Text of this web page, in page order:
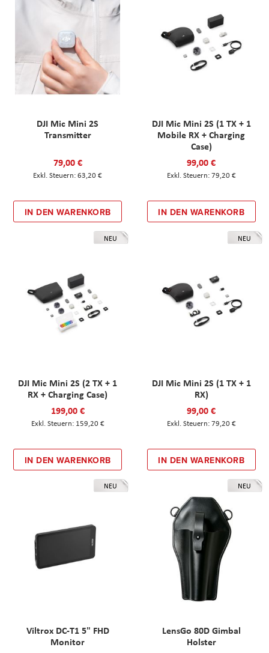
DJI Mic Mini 2S
Transmitter
79,00 €
63,20 €
IN DEN WARENKORB
DJI Mic Mini 2S (1 TX + 1
Mobile RX + Charging
Case)
99,00 €
79,20 €
IN DEN WARENKORB
NEU
DJI Mic Mini 2S (2 TX + 1
RX + Charging Case)
199,00 €
159,20 €
IN DEN WARENKORB
NEU
DJI Mic Mini 2S (1 TX + 1
RX)
99,00 €
79,20 €
IN DEN WARENKORB
NEU
Viltrox DC-T1 5" FHD
Monitor
NEU
LensGo 80D Gimbal
Holster